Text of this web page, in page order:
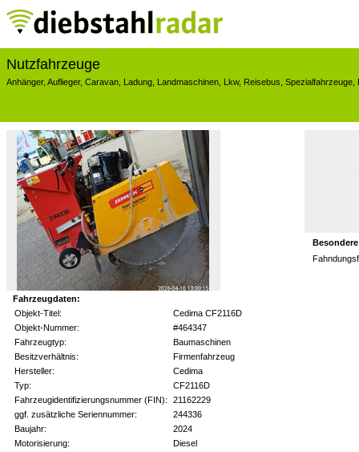
Nutzfahrzeuge
Anhänger, Auflieger, Caravan Ladung Landmaschinen Lkw, Reisebus Spezialfahrzeuge
Fahrzeugdaten:
Objekt-Titel:
Cedima CF2116D
Objekt-Nummer:
#464347
Fahrzeugtyp:
Baumaschinen
Besitzverhältnis:
Firmenfahrzeug
Hersteller:
Cedima
Typ:
CF2116D
Fahrzeugidentifizierungsnummer (FIN):
21162229
ggf. zusätzliche Seriennummer:
244336
Baujahr:
2024
Motorisierung:
Diesel